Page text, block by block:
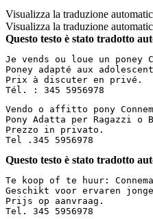
Visualizza la traduzione
Visualizza la traduzione
Questo testo è stato tradotto
Je vends ou loue un
Poney adapté aux
Prix à discuter en privé.
Tél. : 345 5956978
Vendo o affitto pony
Pony Adatta per Ragazzi
Prezzo in privato.
Tel .345 5956978
Questo testo è stato tradotto
Te koop of te huur:
Geschikt voor ervaren
Prijs op aanvraag.
Tel. 345 5956978